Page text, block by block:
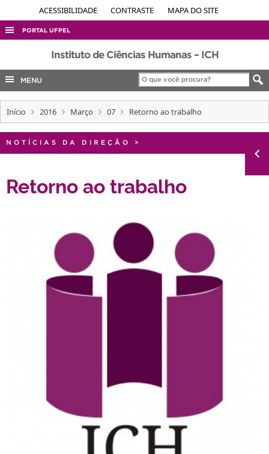
ACESSIBILIDADE CONTRASTE MAPA DO SITE
PORTAL UFPEL
ACESSO À INFORMAÇÃO
AUDITORIA
COBALTO
CONCURSOS
EDITAIS
INTERNACIONAL
PORTARIAS
Instituto de Ciências Humanas – ICH
MENU
Início 2016 Março 07 Retorno ao trabalho
NOTÍCIAS DA DIREÇÃO >
Retorno ao trabalho